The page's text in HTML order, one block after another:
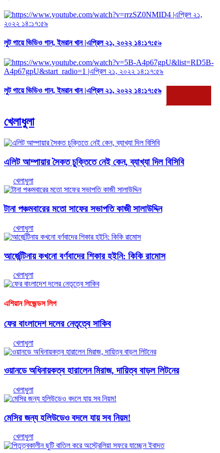
লুট গায়ে ভিডিও গান, ইমরান খান |এপ্রিল ২১, ২০২২ ১৪:১৭:৫৯
লুট গায়ে ভিডিও গান, ইমরান খান |এপ্রিল ২১, ২০২২ ১৪:১৭:৫৯
সকল ভিডিও দেখুন
খেলাধুলা
এলিট আম্পায়ার সৈকত চুক্তিতে নেই কেন, ব্যাখ্যা দিল বিসিবি
খেলাধুলা
টানা পঞ্চমবারের মতো সাফের সভাপতি কাজী সালাউদ্দিন
খেলাধুলা
আর্জেন্টিনায় কখনো বর্ণবাদের শিকার হইনি: কিকি রামোস
খেলাধুলা
এশিয়ান লিজেন্ডস লিগ
ফের বাংলাদেশ দলের নেতৃত্বে সাকিব
খেলাধুলা
ওয়ানডে অধিনায়কত্ব হারালেন মিরাজ, দায়িত্ব বাড়ল লিটনের
খেলাধুলা
মেসির জন্য হলিউডেও বদলে যায় সব নিয়ম!
খেলাধুলা